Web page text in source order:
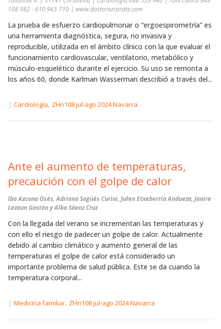
108 982 - 610 965 710 | www.doctorazcarate.com
La prueba de esfuerzo cardiopulmonar o “ergoespirometría” es
una herramienta diagnóstica, segura, no invasiva y
reproducible, utilizada en el ámbito clínico con la que evaluar el
funcionamiento cardiovascular, ventilatorio, metabólico y
músculo-esquelético durante el ejercicio. Su uso se remonta a
los años 60, donde Karlman Wasserman describió a través del...
| Cardiología, ZHn108 jul-ago 2024 Navarra
Ante el aumento de temperaturas,
precaución con el golpe de calor
lba Azcona Osés, Adriana Sagüés Curini, Julen Etxeberría Andueza, Janire
Lezaun Gastón y Alba Sáenz Cruz
Con la llegada del verano se incrementan las temperaturas y
con ello el riesgo de padecer un golpe de calor. Actualmente
debido al cambio climático y aumento general de las
temperaturas el golpe de calor está considerado un
importante problema de salud pública. Este se da cuando la
temperatura corporal...
| Medicina familiar, ZHn108 jul-ago 2024 Navarra